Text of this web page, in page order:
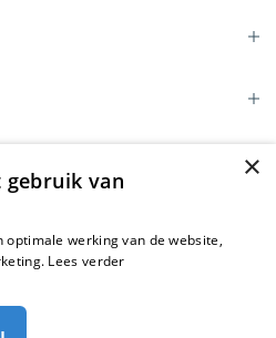
- EnergyBy
×
gebruik van
werking van de website,
Lees verder